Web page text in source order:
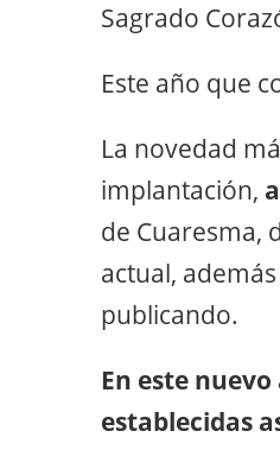
Sagrado
Este año que
La novedad
implantación,
de Cuaresma,
actual,
publicando.
En este
establecidas